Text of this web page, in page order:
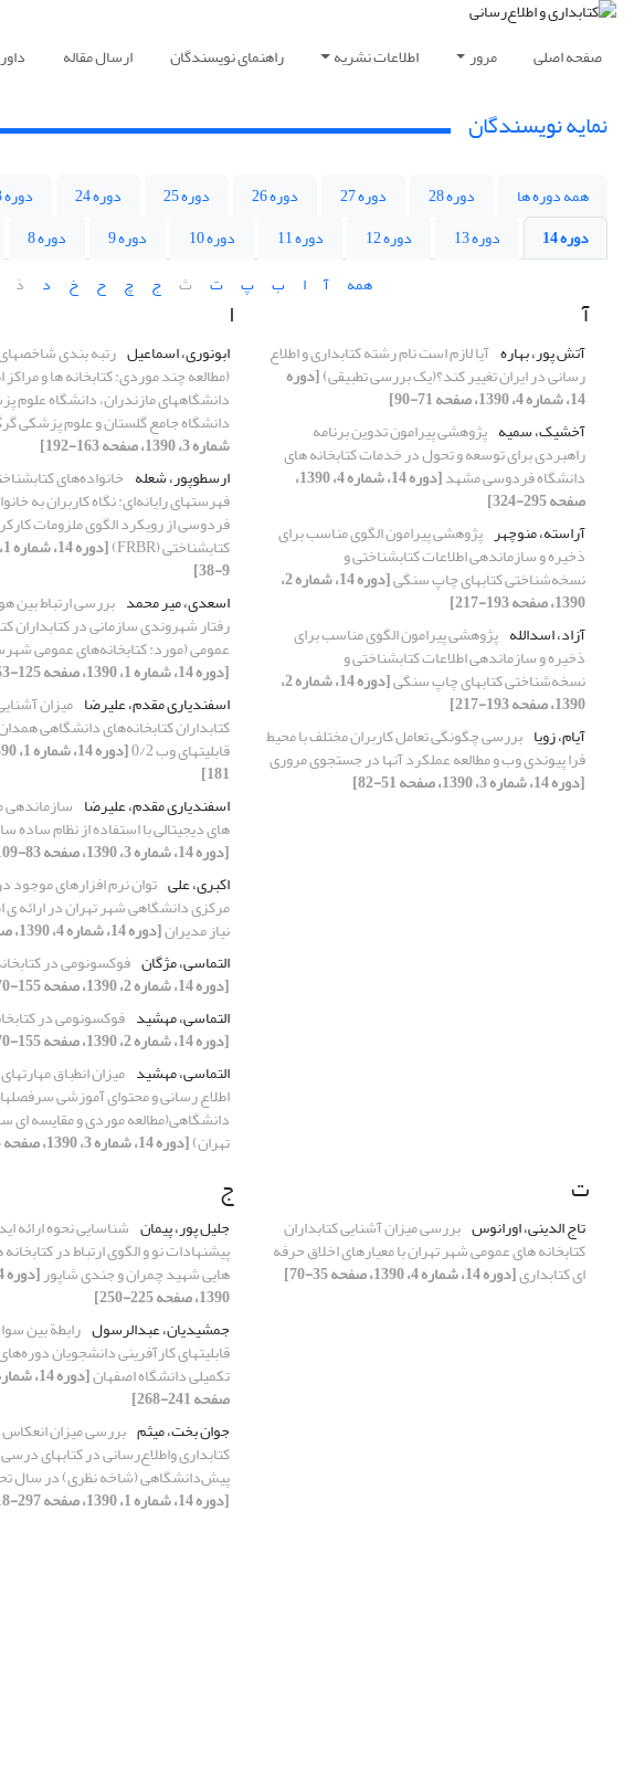
صفحه اصلی مرور اطلاعات نشریه راهنمای نویسندگان ارسال مقاله
نمایه نویسندگان
همه دوره ها دوره 28 دوره 27 دوره 26 دوره 25 دوره 24 دوره 23
دوره 14
دوره 13 دوره 12 دوره 11 دوره 10 دوره 9 دوره 8
همه
آ ا ب پ ت ث ج چ ح خ د ذ
آ
آتش پور، بهاره آیا لازم است نام رشته کتابداری و اطلاع
رسانی در ایران تغییر کند؟(یک بررسی تطبیقی)[دوره
14، شماره 4، 1390، صفحه 71-90]
آخشیک، سمیه پژوهشی پیرامون تدوین برنامه
راهبردی برای توسعه و تحول در خدمات کتابخانه های
دانشگاه فردوسی مشهد [دوره 14، شماره 4، 1390،
صفحه 295-324]
آراسته، منوچهر پژوهشی پیرامون الگوی مناسب برای
ذخیره و سازماندهی اطلاعات کتابشناختی و
نسخه‌شناختی کتابهای چاپ سنگی [دوره 14، شماره 2،
1390، صفحه 193-217]
آزاد، اسدالله پژوهشی پیرامون الگوی مناسب برای
ذخیره و سازماندهی اطلاعات کتابشناختی و
نسخه‌شناختی کتابهای چاپ سنگی [دوره 14، شماره 2،
1390، صفحه 193-217]
آیام، زویا بررسی چگونگی تعامل کاربران مختلف با محیط
فرا پیوندی وب و مطالعه عملکرد آنها در جستجوی مروری
[دوره 14، شماره 3، 1390، صفحه 51-82]
ا
ابونوری، اسماعیل رتبه بندی
(مطالعه چند موردی: کتابخانه ها و مراکز
دانشگاههای مازندران، دانشگاه علوم
دانشگاه جامع گلستان و علوم پزشکی
شماره 3، 1390، صفحه 163-192]
ارسطوپور، شعله خانواده‌های
فهرستهای رایانه‌ای: نگاه کاربران به
فردوسی از رویکرد الگوی ملزومات
کتابشناختی (FRBR)
9-38]
اسعدی، میر محمد بررسی ارتباط بین
رفتار شهروندی سازمانی در کتابداران
عمومی (مورد: کتابخانه‌های عمومی
[دوره 14، شماره 1، 1390، صفحه 125-153]
اسفندیاری مقدم، علیرضا میزان
کتابداران کتابخانه‌های دانشگاهی
قابلیتهای وب 0/2
181]
اسفندیاری مقدم، علیرضا سازماندهی
های دیجیتالی با استفاده از نظام
[دوره 14، شماره 3، 1390، صفحه 83-109]
اکبری، علی توان نرم افزارهای موجود
مرکزی دانشگاهی شهر تهران در ارائه ی
نیاز مدیران[دوره 14، شماره 4، 1390، صفحه 91-114]
التماسی، مژگان فوکسونومی در
[دوره 14، شماره 2، 1390، صفحه 155-170]
التماسی، مهشید فوکسونومی در
[دوره 14، شماره 2، 1390، صفحه 155-170]
التماسی، مهشید میزان انطباق
اطلاع رسانی و محتوای آموزشی
دانشگاهی(مطالعه موردی و مقایسه ای
تهران)[دوره 14، شماره 3، 1390، صفحه 193-223]
ت
تاج الدینی، اورانوس بررسی میزان آشنایی کتابداران
کتابخانه های عمومی شهر تهران با معیارهای اخلاق حرفه
ای کتابداری[دوره 14، شماره 4، 1390، صفحه 35-70]
ج
جلیل پور، پیمان شناسایی نحوه ارائه
پیشنهادات نو و الگوی ارتباط در
هایی شهید چمران و جندی شاپور
1390، صفحه 225-250]
جمشیدیان، عبدالرسول رابطة بین
قابلیتهای کارآفرینی دانشجویان
تکمیلی دانشگاه اصفهان
صفحه 241-268]
جوان بخت، میثم بررسی میزان
کتابداری واطلاع‌رسانی در کتابهای
پیش‌دانشگاهی (شاخه نظری) در سال تحصیلی
[دوره 14، شماره 1، 1390، صفحه 297-318]